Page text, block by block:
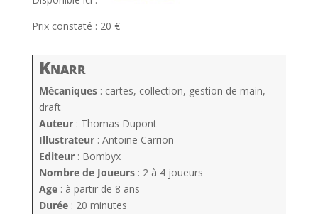
Prix constaté : 20 €
Knarr
Mécaniques: cartes, collection, gestion de main,
draft
Auteur: Thomas Dupont
Illustrateur: Antoine Carrion
Editeur: Bombyx
Nombre de Joueurs: 2 à 4 joueurs
Age: à partir de 8 ans
Durée: 20 minutes